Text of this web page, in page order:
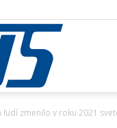
ľudí zmenilo v roku 2021